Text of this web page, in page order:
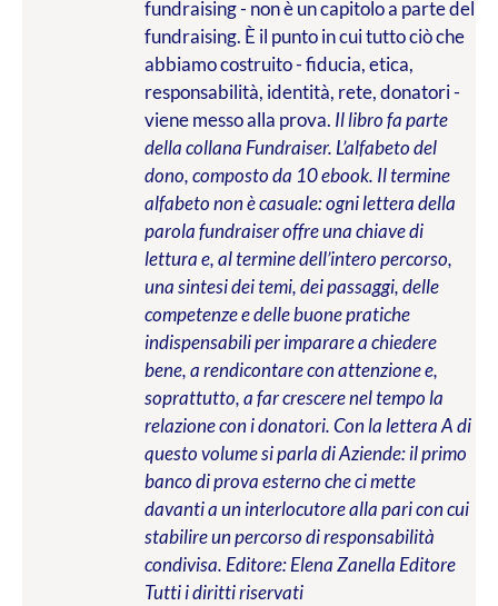
fundraising - non è un capitolo a parte del
fundraising. È il punto in cui tutto ciò che
abbiamo costruito - fiducia, etica,
responsabilità, identità, rete, donatori -
viene messo alla prova. Il libro fa parte
della collana Fundraiser. L’alfabeto del
dono, composto da 10 ebook. Il termine
alfabeto non è casuale: ogni lettera della
parola fundraiser offre una chiave di
lettura e, al termine dell’intero percorso,
una sintesi dei temi, dei passaggi, delle
competenze e delle buone pratiche
indispensabili per imparare a chiedere
bene, a rendicontare con attenzione e,
soprattutto, a far crescere nel tempo la
relazione con i donatori. Con la lettera A di
questo volume si parla di Aziende: il primo
banco di prova esterno che ci mette
davanti a un interlocutore alla pari con cui
stabilire un percorso di responsabilità
condivisa. Editore: Elena Zanella Editore
Tutti i diritti riservati